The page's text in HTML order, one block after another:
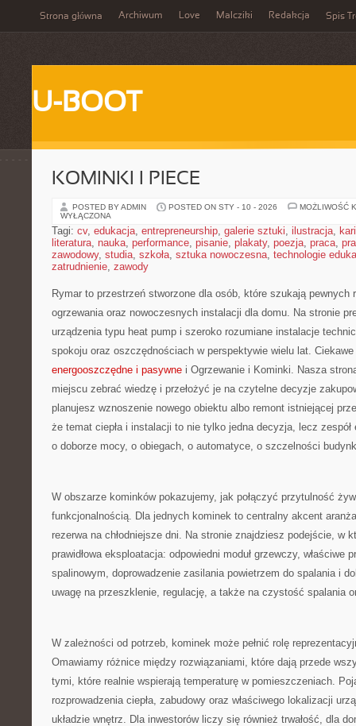
Strona główna Archiwum Love Malcziki Redakcja Spis
U-BOOT
KOMINKI I PIECE
POSTED BY ADMIN POSTED ON STY - 10 - 2026
MOŻLIWOŚĆ
WYŁĄCZONA
Tagi: cv, edukacja, entrepreneurship, galerie sztuki, ilustracja,
literatura, nauka, performance, pisanie, plakaty, poezja, praca,
zawodowy, studia, szkoła, sztuka nowoczesna, technologie
zatrudnienie, zawody
Rymar to przestrzeń stworzone dla osób, które szukają pewnych
ogrzewania oraz nowoczesnych instalacji dla domu. Na stronie
urządzenia typu heat pump i szeroko rozumiane instalacje
spokoju oraz oszczędnościach w perspektywie wielu lat.
energooszczędne i pasywne i Ogrzewanie i Kominki. Nasza
miejscu zebrać wiedzę i przełożyć je na czytelne decyzje
planujesz wznoszenie nowego obiektu albo remont istniejącej
że temat ciepła i instalacji to nie tylko jedna decyzja, lecz zespół
o doborze mocy, o obiegach, o automatyce, o szczelności
W obszarze kominków pokazujemy, jak połączyć przytulność
funkcjonalnością. Dla jednych kominek to centralny akcent
rezerwa na chłodniejsze dni. Na stronie znajdziesz podejście, w
prawidłowa eksploatacja: odpowiedni moduł grzewczy, właściwe
spalinowym, doprowadzenie zasilania powietrzem do spalania i
uwagę na przeszklenie, regulację, a także na czystość spalania
W zależności od potrzeb, kominek może pełnić rolę
Omawiamy różnice między rozwiązaniami, które dają przede
tymi, które realnie wspierają temperaturę w pomieszczeniach.
rozprowadzenia ciepła, zabudowy oraz właściwego lokalizacji
układzie wnętrz. Dla inwestorów liczy się również trwałość, dla